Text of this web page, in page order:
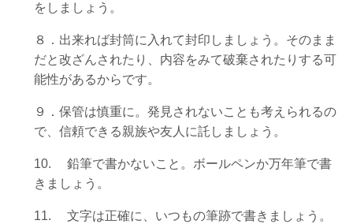
をしましょう。
８．出来れば封筒に入れて封印しましょう。そのまま
だと改ざんされたり、内容をみて破棄されたりする可
能性があるからです。
９．保管は慎重に。発見されないことも考えられるの
で、信頼できる親族や友人に託しましょう。
10.
鉛筆で書かないこと。ボールペンか万年筆で書
きましょう。
11.
文字は正確に、いつもの筆跡で書きましょう。